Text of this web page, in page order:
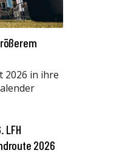
2026 in ihre
LFH
2026